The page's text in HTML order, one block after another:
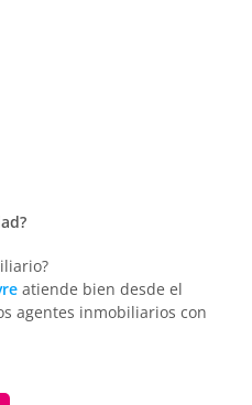
atiende bien desde el
agentes inmobiliarios con